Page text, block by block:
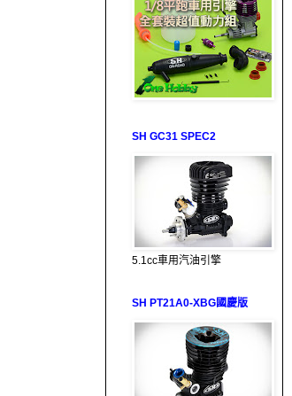
SH GC31 SPEC2
5.1cc車用汽油引擎
SH PT21A0-XBG國慶版